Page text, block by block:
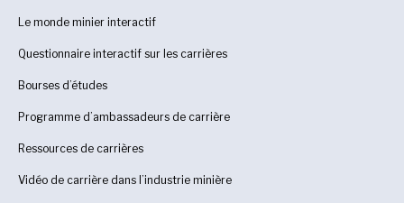
Le monde minier interactif
Questionnaire interactif sur les carrières
Bourses d’études
Programme d’ambassadeurs de carrière
Ressources de carrières
Vidéo de carrière dans l’industrie minière